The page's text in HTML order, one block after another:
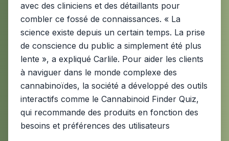
avec des cliniciens et des détaillants pour
combler ce fossé de connaissances. « La
science existe depuis un certain temps. La prise
de conscience du public a simplement été plus
lente », a expliqué Carlile. Pour aider les clients
à naviguer dans le monde complexe des
cannabinoïdes, la société a développé des outils
interactifs comme le Cannabinoid Finder Quiz,
qui recommande des produits en fonction des
besoins et préférences des utilisateurs